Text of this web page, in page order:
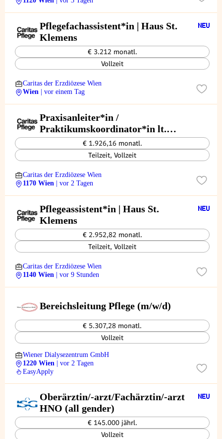
Pflegefachassistent*in | Haus St.
Klemens
€ 3.212 monatl.
Vollzeit
Caritas der Erzdiözese Wien
Wien
| vor einem Tag
Praxisanleiter*in /
Praktikumskoordinator*in lt.
GuKG § 64 Caritas Pflege Zuhause
Dornbach - 1170
€ 1.926,16 monatl.
Teilzeit, Vollzeit
Caritas der Erzdiözese Wien
1170 Wien
| vor 2 Tagen
Pflegeassistent*in | Haus St.
Klemens
€ 2.952,82 monatl.
Teilzeit, Vollzeit
Caritas der Erzdiözese Wien
1140 Wien
| vor 9 Stunden
Bereichsleitung Pflege (m/w/d)
€ 5.307,28 monatl.
Vollzeit
Wiener Dialysezentrum GmbH
1220 Wien
| vor 2 Tagen
EasyApply
Oberärztin/-arzt/Fachärztin/-arzt
HNO (all gender)
€ 145.000 jährl.
Vollzeit